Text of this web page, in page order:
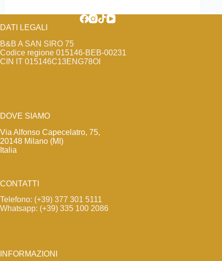
DATI LEGALI
B&B A SAN SIRO 75
Codice regione 015146-BEB-00231
CIN IT 015146C13ENG78OI
DOVE SIAMO
Via Alfonso Capecelatro, 75,
20148 Milano (MI)
Italia
CONTATTI
Telefono: (+39) 377 301 5111
Whatsapp: (+39) 335 100 2086
INFORMAZIONI